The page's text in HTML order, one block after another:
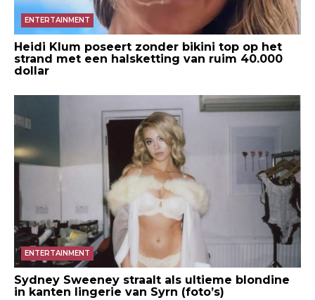
ENTERTAINMENT
Heidi Klum poseert zonder bikini top op het
strand met een halsketting van ruim 40.000
dollar
ENTERTAINMENT
Sydney Sweeney straalt als ultieme blondine
in kanten lingerie van Syrn (foto’s)